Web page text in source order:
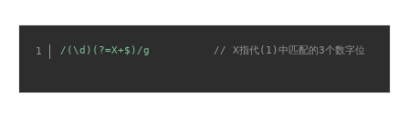
/(\d)(?=X+$)/g // X指代(1)中匹配的3个数字位